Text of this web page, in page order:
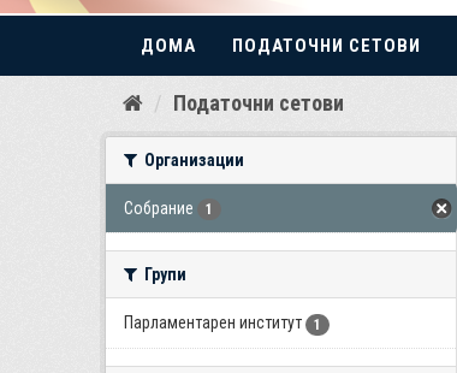
Прескокнете
ДОМА ПОДАТОЧНИ СЕТОВИ
Податочни сетови
Организации
Собрание 1
Групи
Парламентарен институт 1